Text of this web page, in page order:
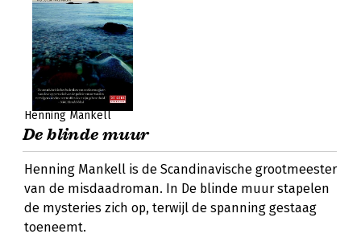
Henning Mankell
De blinde muur
Henning Mankell is de Scandinavische grootmeester
van de misdaadroman. In De blinde muur stapelen
de mysteries zich op, terwijl de spanning gestaag
toeneemt.